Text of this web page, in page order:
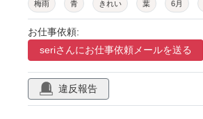
梅雨 青 きれい 葉 6月
お仕事依頼:
seriさんにお仕事依頼メールを送る
違反報告